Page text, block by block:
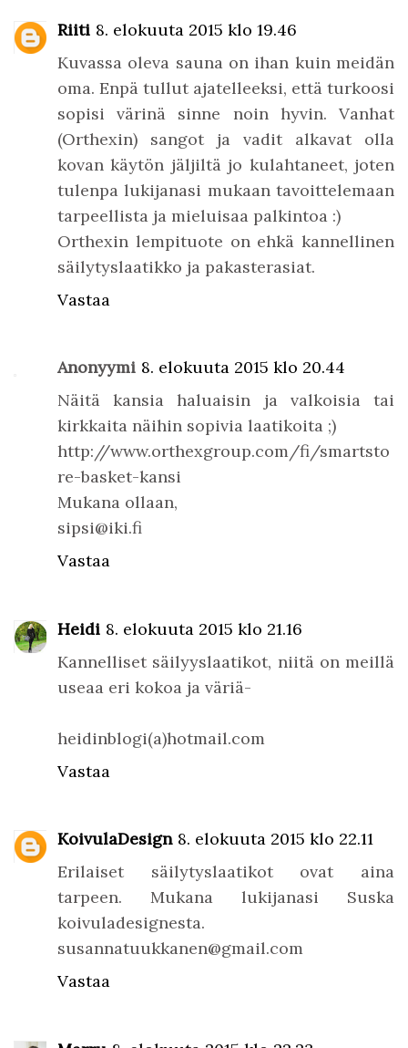
Riiti 8. elokuuta 2015 klo 19.46
Kuvassa oleva sauna on ihan kuin meidän
oma. Enpä tullut ajatelleeksi, että turkoosi
sopisi värinä sinne noin hyvin. Vanhat
(Orthexin) sangot ja vadit alkavat olla
kovan käytön jäljiltä jo kulahtaneet, joten
tulenpa lukijanasi mukaan tavoittelemaan
tarpeellista ja mieluisaa palkintoa :)
Orthexin lempituote on ehkä kannellinen
säilytyslaatikko ja pakasterasiat.
Vastaa
Anonyymi 8. elokuuta 2015 klo 20.44
Näitä kansia haluaisin ja valkoisia tai
kirkkaita näihin sopivia laatikoita ;)
http://www.orthexgroup.com/fi/smartsto
re-basket-kansi
Mukana ollaan,
sipsi@iki.fi
Vastaa
Heidi 8. elokuuta 2015 klo 21.16
Kannelliset säilyyslaatikot, niitä on meillä
useaa eri kokoa ja väriä-
heidinblogi(a)hotmail.com
Vastaa
KoivulaDesign 8. elokuuta 2015 klo 22.11
Erilaiset säilytyslaatikot ovat aina
tarpeen. Mukana lukijanasi Suska
koivuladesignesta.
susannatuukkanen@gmail.com
Vastaa